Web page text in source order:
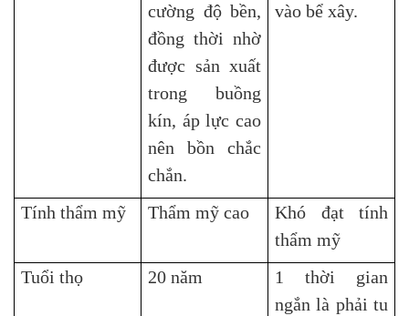
cường độ bền,
đồng thời nhờ
được sản xuất
trong buồng
kín, áp lực cao
nên bồn chắc
chắn.
vào bể xây.
Tính thẩm mỹ Thẩm mỹ cao
Khó đạt tính
thẩm mỹ
Tuổi thọ
20 năm
1 thời gian
ngắn là phải tu